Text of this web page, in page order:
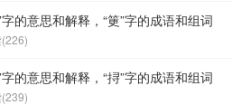
字的意思和解释，“筻”字的成语和组词
字的意思和解释，“挦”字的成语和组词